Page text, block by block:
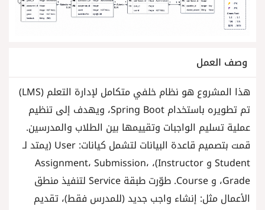
وصف العمل
هذا المشروع هو نظام خلفي متكامل لإدارة التعلم (LMS)
تم تطويره باستخدام Spring Boot، ويهدف إلى تنظيم
عملية تسليم الواجبات وتقييمها بين الطلاب والمدرسين.
قمت بتصميم قاعدة البيانات لتشمل كيانات: User (يمتد لـ
Student و Instructor)، Assignment، Submission،
Grade، و Course. طوّرت طبقة Service لتنفيذ منطق
الأعمال مثل: إنشاء واجب جديد (للمدرس فقط)، تقديم